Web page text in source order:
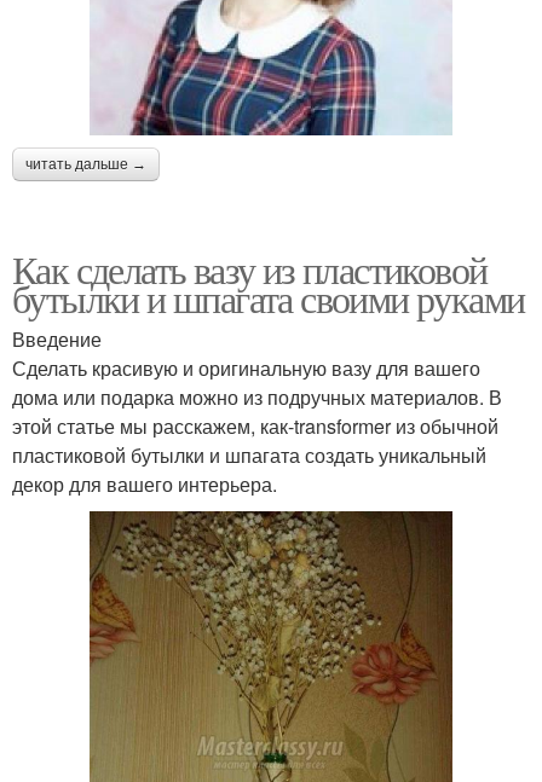
читать дальше →
Как сделать вазу из пластиковой
бутылки и шпагата своими руками
Введение
Сделать красивую и оригинальную вазу для вашего
дома или подарка можно из подручных материалов. В
этой статье мы расскажем, как-transformer из обычной
пластиковой бутылки и шпагата создать уникальный
декор для вашего интерьера.